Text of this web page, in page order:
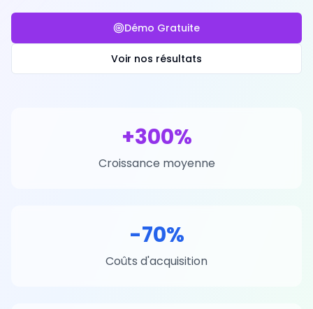
Démo Gratuite
Voir nos résultats
+300%
Croissance moyenne
-70%
Coûts d'acquisition